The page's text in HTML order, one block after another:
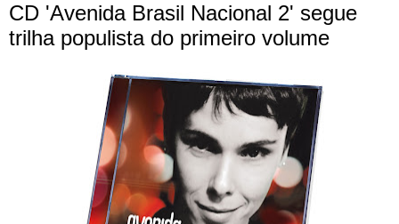
CD 'Avenida Brasil Nacional 2' segue
trilha populista do primeiro volume